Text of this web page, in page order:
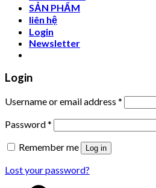
SẢN PHẨM
liên hệ
Login
Newsletter
Login
Username or email address *
Password*
Remember me
Log in
Lost your password?